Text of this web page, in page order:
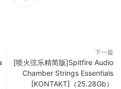
Recorded close mic for an
mallets and plucked
tape machine
layering with a quirky
下一篇
[喷火弦乐精简版]Spitfire Audio
Chamber Strings Essentials
[KONTAKT]（25.28Gb）